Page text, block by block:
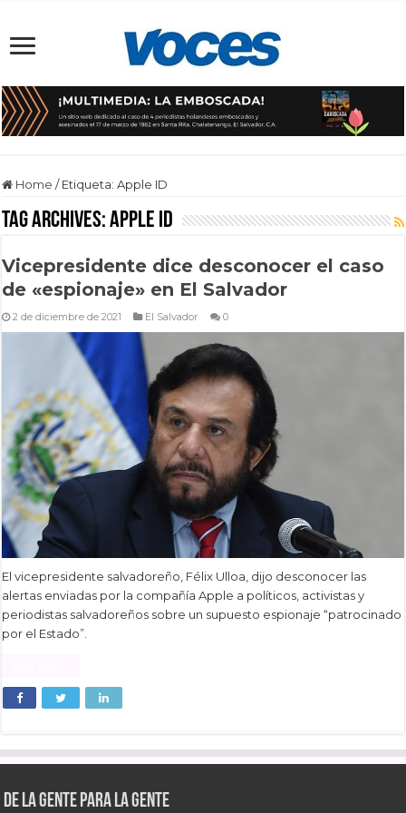
Home / Etiqueta:Apple ID
Tag Archives:Apple ID
Vicepresidente dice desconocer el caso
de «espionaje» en El Salvador
2 de diciembre de 2021 El Salvador 0
El vicepresidente salvadoreño, Félix Ulloa, dijo desconocer las
alertas enviadas por la compañía Apple a políticos, activistas y
periodistas salvadoreños sobre un supuesto espionaje “patrocinado
por el Estado”.
De la gente para la gente